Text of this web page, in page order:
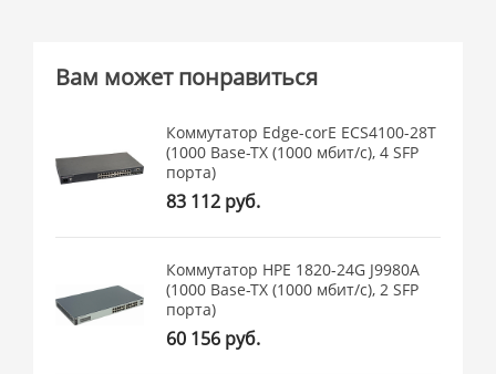
Вам может понравиться
Коммутатор Edge-corE ECS4100-28T
(1000 Base-TX (1000 мбит/с), 4 SFP
порта)
83 112 руб.
Коммутатор HPE 1820-24G J9980A
(1000 Base-TX (1000 мбит/с), 2 SFP
порта)
60 156 руб.